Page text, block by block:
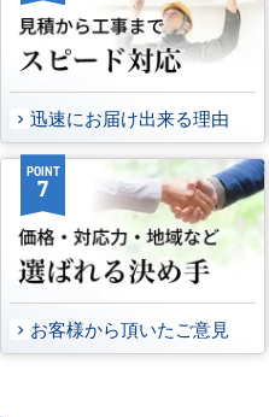
迅速にお届け出来る理由
POINT
7
お客様から頂いたご意見